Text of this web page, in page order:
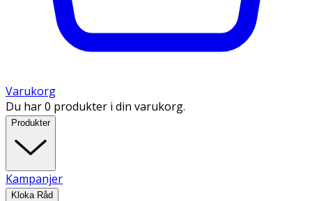
Varukorg
Du har 0 produkter i din varukorg.
Produkter
Kampanjer
Kloka Råd